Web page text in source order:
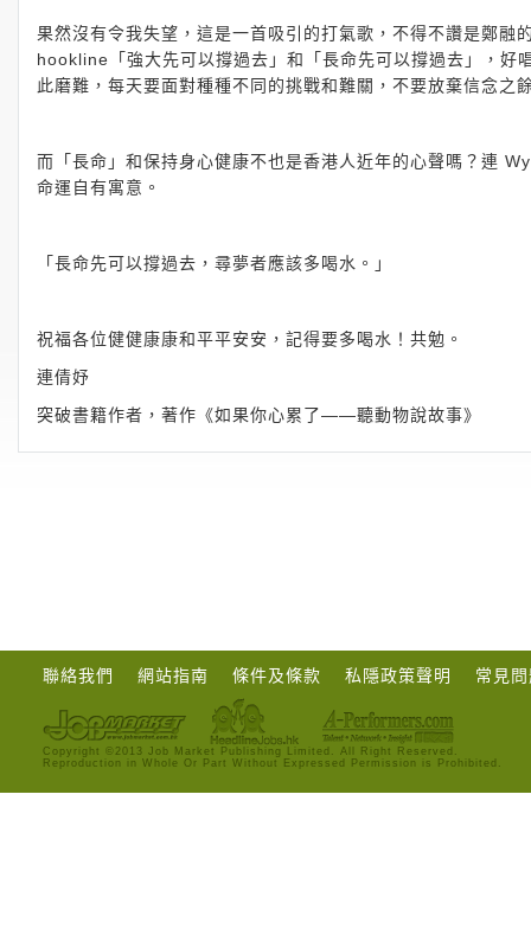
果然沒有令我失望，這是一首吸引的打氣歌，不得不讚是鄭
hookline「強大先可以撐過去」和「長命先可以撐過去」，好
此磨難，每天要面對種種不同的挑戰和難關，不要放棄信念之
而「長命」和保持身心健康不也是香港人近年的心聲嗎？連
命運自有寓意。
「長命先可以撐過去，尋夢者應該多喝水。」
祝福各位健健康康和平平安安，記得要多喝水！共勉。
連倩妤
突破書籍作者，著作《如果你心累了——聽動物說故事》
聯絡我們 網站指南 條件及條款 私隱政策聲明 常見
Copyright ©2013 Job Market Publishing Limited. All Right Reserved.
Reproduction in Whole Or Part Without Expressed Permission is Prohibited.